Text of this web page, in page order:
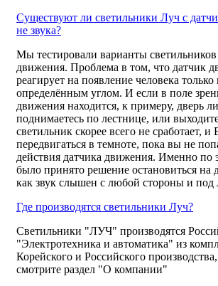
Существуют ли светильники Луч с
не звука?
Мы тестировали варианты
движения. Проблема в том, что датчик
реагирует на появление человека только
определённым углом. И если в поле
движения находится, к примеру, дверь
поднимаетесь по лестнице, или
светильник скорее всего не сработает, и
передвигаться в темноте, пока вы не
действия датчика движения. Именно по
было принято решение остановиться на
как звук слышен с любой стороны и
Где производятся светильники Луч?
Светильники "ЛУЧ" производятся
"Электротехника и автоматика" из
Корейского и Российского
смотрите раздел "О компании"